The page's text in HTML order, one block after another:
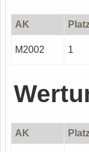
AK
M2002 1
AK